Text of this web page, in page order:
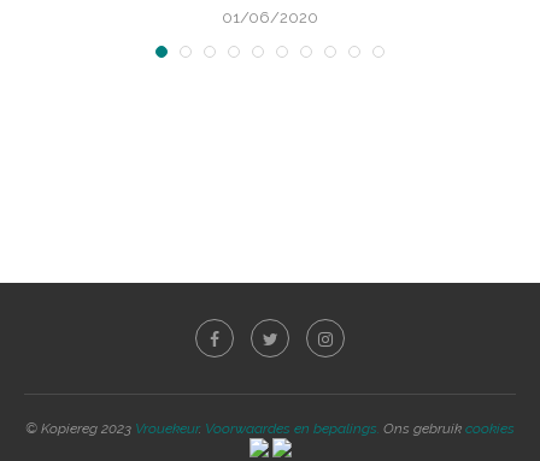
01/06/2020
© Kopiereg 2023 Vrouekeur. Voorwaardes en bepalings. Ons gebruik cookies